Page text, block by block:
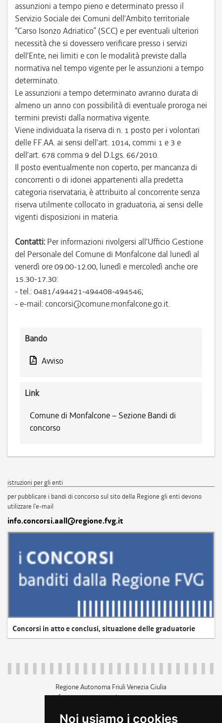
Noi usiamo i cookies
assunzioni a tempo pieno e determinato presso il
Servizio Sociale dei Comuni dell’Ambito territoriale
“Carso Isonzo Adriatico” (SCC) e per eventuali ulteriori
necessità che si dovessero verificare presso i servizi
dell’Ente, nei limiti e con le modalità previste dalla
normativa nel tempo vigente per le assunzioni a tempo
determinato.
Le assunzioni a tempo determinato avranno durata di
almeno un anno con possibilità di eventuale proroga nei
termini previsti dalla normativa vigente.
Viene individuata la riserva di n. 1 posto per i volontari
delle FF.AA. ai sensi dell’art. 1014, commi 1 e 3 e
dell’art. 678 comma 9 del D.Lgs. 66/2010.
Il posto eventualmente non coperto, per mancanza di
concorrenti o di idonei appartenenti alla predetta
categoria riservataria, è attribuito al concorrente senza
riserva utilmente collocato in graduatoria, ai sensi delle
vigenti disposizioni in materia.
Contatti: Per informazioni rivolgersi all’Ufficio Gestione
del Personale del Comune di Monfalcone dal lunedì al
venerdì ore 09.00-12.00, lunedì e mercoledì anche ore
15.30-17.30:
- tel.: 0481/494421-494408-494546;
- e-mail: concorsi@comune.monfalcone.go.it.
Bando
Avviso
Link
Comune di Monfalcone – Sezione Bandi di
concorso
istruzioni per gli enti
per pubblicare i bandi di concorso sul sito della Regione gli enti devono
utilizzare l'e-mail
info.concorsi.aall@regione.fvg.it
Concorsi in atto e conclusi, situazione delle graduatorie
Regione Autonoma Friuli Venezia Giulia
c.f. 80014930327; p.iva 00526040324
+39 040 3771111